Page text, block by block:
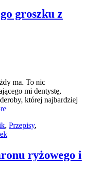
groszku z
ma. To nic
mi dentystę,
której najbardziej
, Przepisy,
ryżowego i